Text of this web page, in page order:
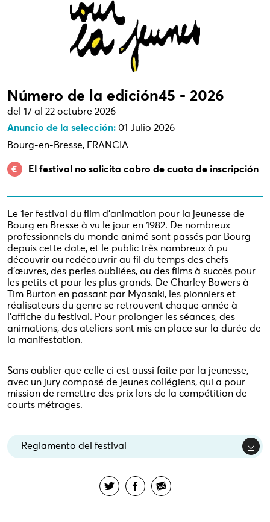
Número de la edición45 - 2026
del 17 al 22 octubre 2026
Anuncio de la selección: 01 Julio 2026
Bourg-en-Bresse, FRANCIA
El festival no solicita cobro de cuota de inscripción
Le 1er festival du film d’animation pour la jeunesse de
Bourg en Bresse à vu le jour en 1982. De nombreux
professionnels du monde animé sont passés par Bourg
depuis cette date, et le public très nombreux à pu
découvrir ou redécouvrir au fil du temps des chefs
d’œuvres, des perles oubliées, ou des films à succès pour
les petits et pour les plus grands. De Charley Bowers à
Tim Burton en passant par Myasaki, les pionniers et
réalisateurs du genre se retrouvent chaque année à
l’affiche du festival. Pour prolonger les séances, des
animations, des ateliers sont mis en place sur la durée de
la manifestation.
Sans oublier que celle ci est aussi faite par la jeunesse,
avec un jury composé de jeunes collégiens, qui a pour
mission de remettre des prix lors de la compétition de
courts métrages.
Reglamento del festival